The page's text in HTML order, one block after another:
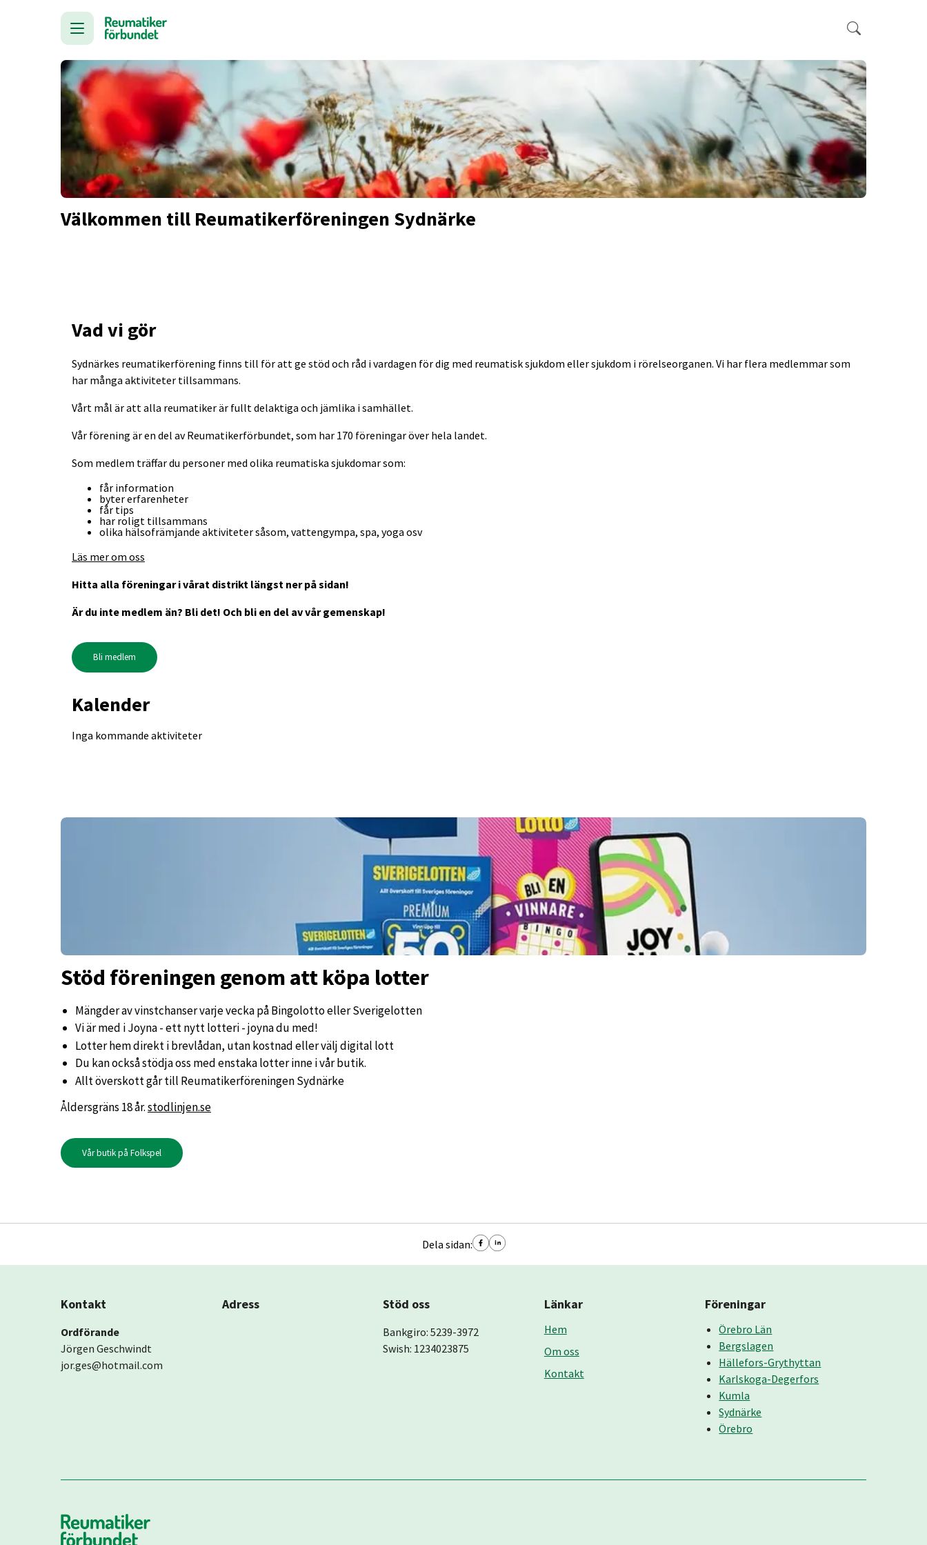
Välkommen till Reumatikerföreningen Sydnärke
Vad vi gör
Sydnärkes reumatikerförening finns till för att ge stöd och råd i vardagen för dig med reumatisk sjukdom eller sjukdom i rörelseorganen. Vi har flera medlemmar som
har många aktiviteter tillsammans.
Vårt mål är att alla reumatiker är fullt delaktiga och jämlika i samhället.
Vår förening är en del av Reumatikerförbundet, som har 170 föreningar över hela landet.
Som medlem träffar du personer med olika reumatiska sjukdomar som:
får information
byter erfarenheter
får tips
har roligt tillsammans
olika hälsofrämjande aktiviteter såsom, vattengympa, spa, yoga osv
Läs mer om oss
Hitta alla föreningar i vårat distrikt längst ner på sidan!
Är du inte medlem än? Bli det! Och bli en del av vår gemenskap!
Bli medlem
Kalender
Inga kommande aktiviteter
Stöd föreningen genom att köpa lotter
Mängder av vinstchanser varje vecka på Bingolotto eller Sverigelotten
Vi är med i Joyna - ett nytt lotteri - joyna du med!
Lotter hem direkt i brevlådan, utan kostnad eller välj digital lott
Du kan också stödja oss med enstaka lotter inne i vår butik.
Allt överskott går till Reumatikerföreningen Sydnärke
Åldersgräns 18 år.stodlinjen.se
Vår butik på Folkspel
Dela sidan:
Kontakt
Ordförande
Jörgen Geschwindt
jor.ges@hotmail.com
Adress Stöd oss
Bankgiro: 5239-3972
Swish: 1234023875
Länkar
Hem
Om oss
Kontakt
Föreningar
Örebro Län
Bergslagen
Hällefors-Grythyttan
Karlskoga-Degerfors
Kumla
Sydnärke
Örebro